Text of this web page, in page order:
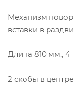
Механизм
вставки в
Длина 810 мм., 4
2 скобы в